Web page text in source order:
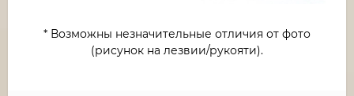
* Возможны незначительные отличия от фото
(рисунок на лезвии/рукояти).